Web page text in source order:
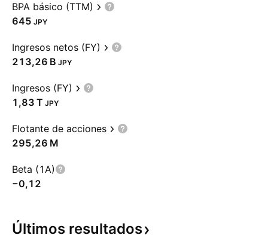
BPA básico (TTM)
645 JPY
Ingresos netos (FY)
‪213,26 B‬ JPY
Ingresos (FY)
‪1,83 T‬ JPY
Flotante de acciones
‪295,26 M‬
Beta (1A)
−0,12
Últimos resultados